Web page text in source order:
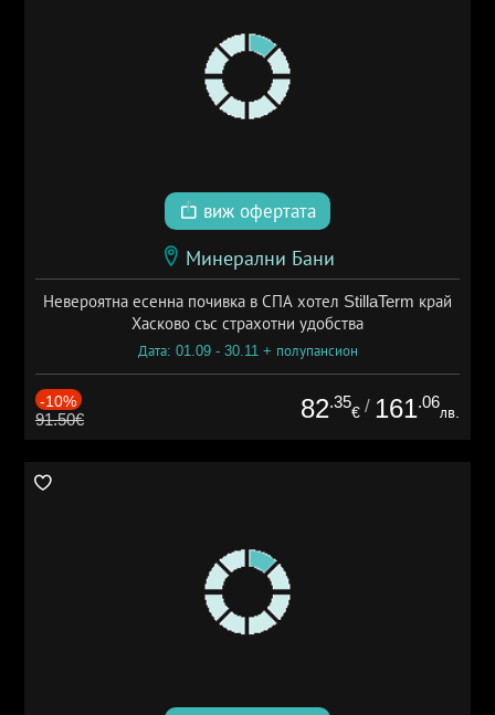
виж офертата
Минерални Бани
Невероятна есенна почивка в СПА хотел StillaTerm край
Хасково със страхотни удобства
Дата: 01.09 - 30.11 + полупансион
-10%
91.50€ 82.35
€ / 161.06
лв.